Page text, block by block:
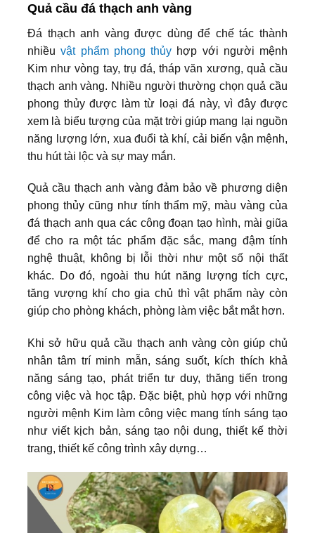
Quả cầu đá thạch anh vàng
Đá thạch anh vàng được dùng để chế tác thành
nhiềuvật phẩm phong thủy hợp với người mệnh
Kim như vòng tay, trụ đá, tháp văn xương, quả cầu
thạch anh vàng. Nhiều người thường chọn quả cầu
phong thủy được làm từ loại đá này, vì đây được
xem là biểu tượng của mặt trời giúp mang lại nguồn
năng lượng lớn, xua đuổi tà khí, cải biến vận mệnh,
thu hút tài lộc và sự may mắn.
Quả cầu thạch anh vàng đảm bảo về phương diện
phong thủy cũng như tính thẩm mỹ, màu vàng của
đá thạch anh qua các công đoạn tạo hình, mài giũa
để cho ra một tác phẩm đặc sắc, mang đậm tính
nghệ thuật, không bị lỗi thời như một số nội thất
khác. Do đó, ngoài thu hút năng lượng tích cực,
tăng vượng khí cho gia chủ thì vật phẩm này còn
giúp cho phòng khách, phòng làm việc bắt mắt hơn.
Khi sở hữu quả cầu thạch anh vàng còn giúp chủ
nhân tâm trí minh mẫn, sáng suốt, kích thích khả
năng sáng tạo, phát triển tư duy, thăng tiến trong
công việc và học tập. Đặc biệt, phù hợp với những
người mệnh Kim làm công việc mang tính sáng tạo
như viết kịch bản, sáng tạo nội dung, thiết kế thời
trang, thiết kế công trình xây dựng…